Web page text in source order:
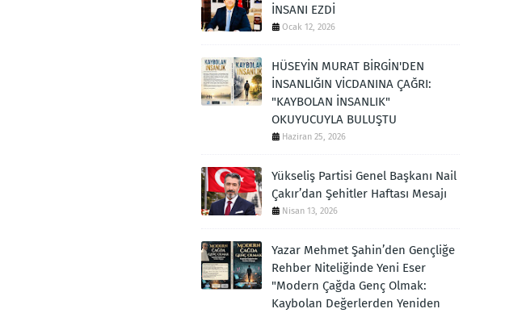
İNSANI EZDİ
Ocak 12, 2026
HÜSEYİN MURAT BİRGİN'DEN
İNSANLIĞIN VİCDANINA ÇAĞRI:
"KAYBOLAN İNSANLIK"
OKUYUCUYLA BULUŞTU
Haziran 25, 2026
Yükseliş Partisi Genel Başkanı Nail
Çakır’dan Şehitler Haftası Mesajı
Nisan 13, 2026
Yazar Mehmet Şahin’den Gençliğe
Rehber Niteliğinde Yeni Eser
"Modern Çağda Genç Olmak:
Kaybolan Değerlerden Yeniden